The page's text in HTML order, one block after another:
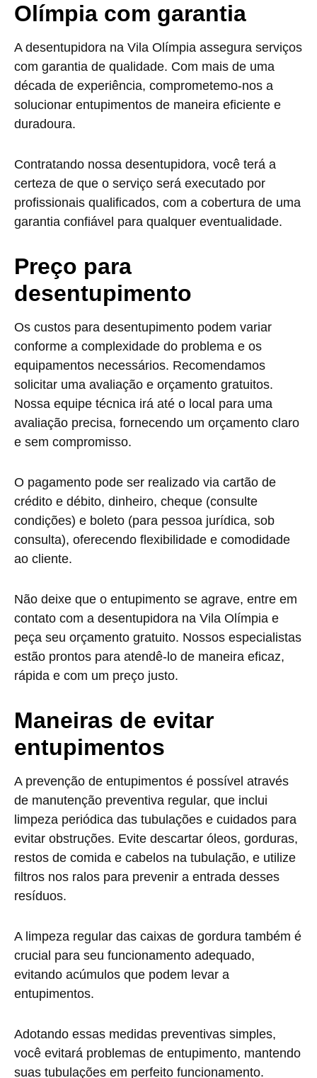
Olímpia com garantia
A desentupidora na Vila Olímpia assegura serviços
com garantia de qualidade. Com mais de uma
década de experiência, comprometemo-nos a
solucionar entupimentos de maneira eficiente e
duradoura.
Contratando nossa desentupidora, você terá a
certeza de que o serviço será executado por
profissionais qualificados, com a cobertura de uma
garantia confiável para qualquer eventualidade.
Preço para
desentupimento
Os custos para desentupimento podem variar
conforme a complexidade do problema e os
equipamentos necessários. Recomendamos
solicitar uma avaliação e orçamento gratuitos.
Nossa equipe técnica irá até o local para uma
avaliação precisa, fornecendo um orçamento claro
e sem compromisso.
O pagamento pode ser realizado via cartão de
crédito e débito, dinheiro, cheque (consulte
condições) e boleto (para pessoa jurídica, sob
consulta), oferecendo flexibilidade e comodidade
ao cliente.
Não deixe que o entupimento se agrave, entre em
contato com a desentupidora na Vila Olímpia e
peça seu orçamento gratuito. Nossos especialistas
estão prontos para atendê-lo de maneira eficaz,
rápida e com um preço justo.
Maneiras de evitar
entupimentos
A prevenção de entupimentos é possível através
de manutenção preventiva regular, que inclui
limpeza periódica das tubulações e cuidados para
evitar obstruções. Evite descartar óleos, gorduras,
restos de comida e cabelos na tubulação, e utilize
filtros nos ralos para prevenir a entrada desses
resíduos.
A limpeza regular das caixas de gordura também é
crucial para seu funcionamento adequado,
evitando acúmulos que podem levar a
entupimentos.
Adotando essas medidas preventivas simples,
você evitará problemas de entupimento, mantendo
suas tubulações em perfeito funcionamento.